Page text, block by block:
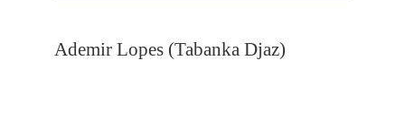
Ademir Lopes (Tabanka Djaz)